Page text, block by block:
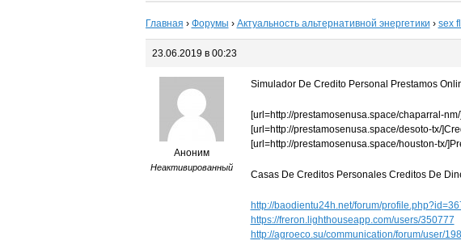
Главная › Форумы › Актуальность альтернативной энергетики › sex
23.06.2019 в 00:23
Аноним
Неактивированный
Simulador De Credito Personal Prestamos
[url=http://prestamosenusa.space/chaparral-
[url=http://prestamosenusa.space/desoto-tx/
[url=http://prestamosenusa.space/houston-tx/
Casas De Creditos Personales Creditos De
http://baodientu24h.net/forum/
https://freron.lighthouseapp.com/users/350777
http://agroeco.su/communication/forum/user/